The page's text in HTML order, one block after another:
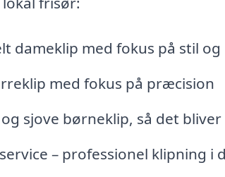
dameklip med fokus på stil
med fokus på præcision
sjove børneklip, så det
– professionel klipning i